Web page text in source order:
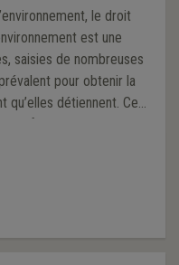
le droit
est une
saisies de nombreuses
pour obtenir la
détiennent. Ce
donc sur les